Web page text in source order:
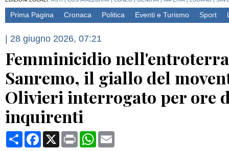
Prima Pagina Cronaca Politica Eventi e Turismo Sport
| 28 giugno 2026, 07:21
Femminicidio
Sanremo, il giallo del
Olivieri interrogato per ore
inquirenti
CondividiFacebook
X Print WhatsApp